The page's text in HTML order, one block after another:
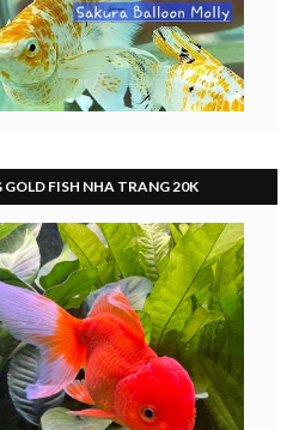
GOLD FISH NHA TRANG 20K